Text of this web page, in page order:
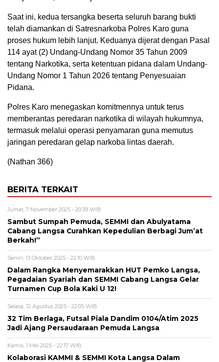
Saat ini, kedua tersangka beserta seluruh barang bukti
telah diamankan di Satresnarkoba Polres Karo guna
proses hukum lebih lanjut. Keduanya dijerat dengan Pasal
114 ayat (2) Undang-Undang Nomor 35 Tahun 2009
tentang Narkotika, serta ketentuan pidana dalam Undang-
Undang Nomor 1 Tahun 2026 tentang Penyesuaian
Pidana.
Polres Karo menegaskan komitmennya untuk terus
memberantas peredaran narkotika di wilayah hukumnya,
termasuk melalui operasi penyamaran guna memutus
jaringan peredaran gelap narkoba lintas daerah.
(Nathan 366)
BERITA TERKAIT
Jumat, 7 November 2025 - 20:39 WIB
Sambut Sumpah Pemuda, SEMMI dan Abulyatama
Cabang Langsa Curahkan Kepedulian Berbagi Jum’at
Berkah!”
Senin, 13 Oktober 2025 - 22:10 WIB
Dalam Rangka Menyemarakkan HUT Pemko Langsa,
Pegadaian Syariah dan SEMMI Cabang Langsa Gelar
Turnamen Cup Bola Kaki U 12!
Selasa, 12 Agustus 2025 - 22:05 WIB
32 Tim Berlaga, Futsal Piala Dandim 0104/Atim 2025
Jadi Ajang Persaudaraan Pemuda Langsa
Kamis, 1 Mei 2025 - 22:17 WIB
Kolaborasi KAMMI & SEMMI Kota Langsa Dalam